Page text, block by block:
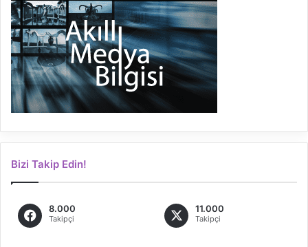
Bizi Takip Edin!
8.000
Takipçi
11.000
Takipçi